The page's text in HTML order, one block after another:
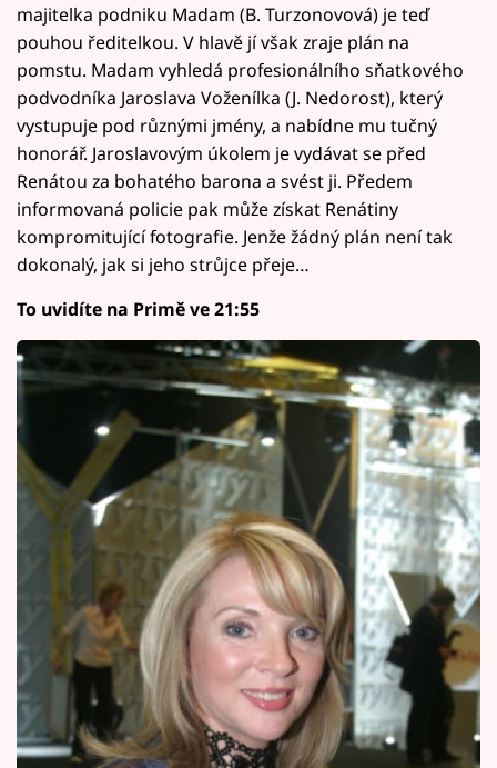
majitelka podniku Madam (B. Turzonovová) je teď
pouhou ředitelkou. V hlavě jí však zraje plán na
pomstu. Madam vyhledá profesionálního sňatkového
podvodníka Jaroslava Voženílka (J. Nedorost), který
vystupuje pod různými jmény, a nabídne mu tučný
honorář. Jaroslavovým úkolem je vydávat se před
Renátou za bohatého barona a svést ji. Předem
informovaná policie pak může získat Renátiny
kompromitující fotografie. Jenže žádný plán není tak
dokonalý, jak si jeho strůjce přeje…
To uvidíte na Primě ve 21:55